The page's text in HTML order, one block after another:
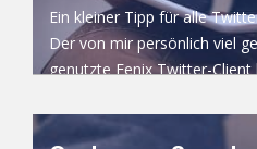
Ein kleiner Tipp für alle
Der von mir persönlich viel
genutzte Fenix Twitter-Client